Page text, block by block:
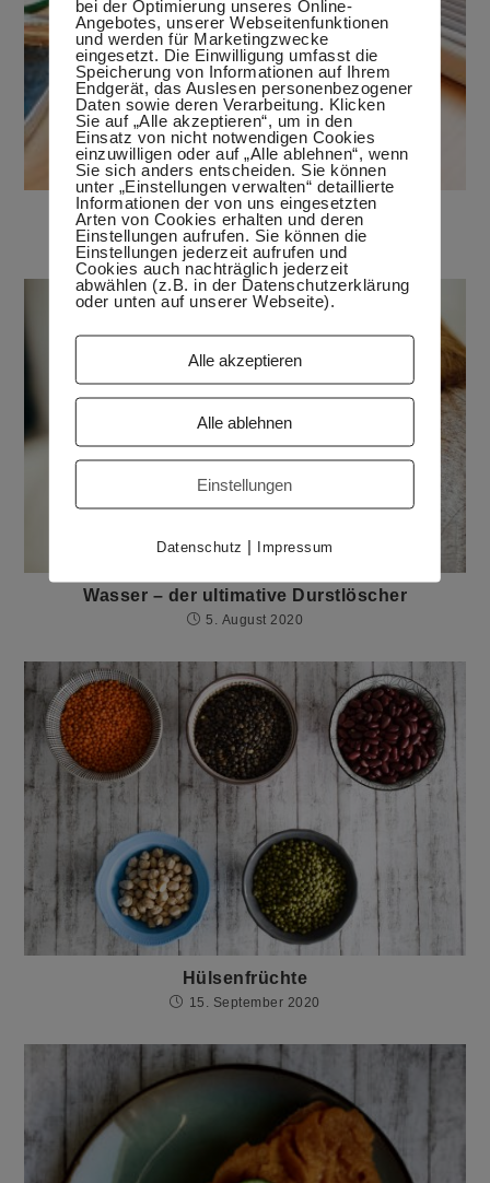
Essen auf Reisen
17. August 2020
Wasser – der ultimative Durstlöscher
5. August 2020
Hülsenfrüchte
15. September 2020
bei der Optimierung unseres Online-
Angebotes, unserer Webseitenfunktionen
und werden für Marketingzwecke
eingesetzt. Die Einwilligung umfasst die
Speicherung von Informationen auf Ihrem
Endgerät, das Auslesen personenbezogener
Daten sowie deren Verarbeitung. Klicken
Sie auf „Alle akzeptieren“, um in den
Einsatz von nicht notwendigen Cookies
einzuwilligen oder auf „Alle ablehnen“, wenn
Sie sich anders entscheiden. Sie können
unter „Einstellungen verwalten“ detaillierte
Informationen der von uns eingesetzten
Arten von Cookies erhalten und deren
Einstellungen aufrufen. Sie können die
Einstellungen jederzeit aufrufen und
Cookies auch nachträglich jederzeit
abwählen (z.B. in der Datenschutzerklärung
oder unten auf unserer Webseite).
Alle akzeptieren
Alle ablehnen
Einstellungen
Datenschutz | Impressum